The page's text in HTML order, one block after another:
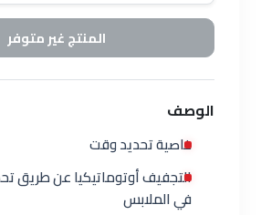
المنتج غير متوفر
الوصف
خاصية تحديد وقت
التجفيف أوتوماتيكيا عن طريق
في الملابس